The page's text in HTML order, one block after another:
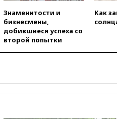
вчера, 19:15
Памфиловой
Знаменитости и
бизнесмены,
добившиеся успеха со
второй попытки
Как